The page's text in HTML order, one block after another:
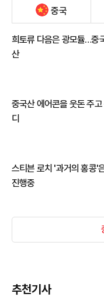
중국
희토류 다음은 광모듈…중
산
중국산 에어콘을 웃돈 주
디
스티븐 로치 '과거의 홍콩'
진행중
추천기사